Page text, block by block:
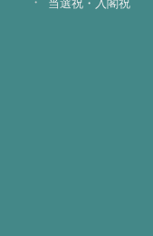
当選祝・入閣祝